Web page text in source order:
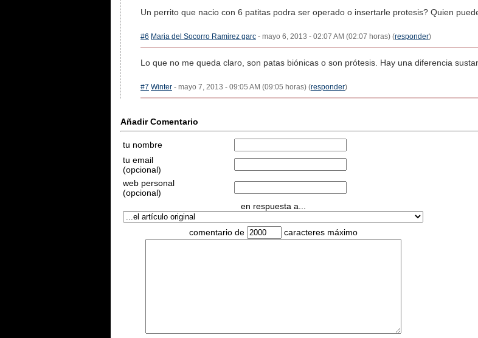
Un perrito que nacio con 6 patitas podra ser operado o insertarle protesis? Quien
#6 Maria del Socorro Ramirez garc - mayo 6, 2013 - 02:07 AM (02:07 horas) (responder)
Lo que no me queda claro, son patas biónicas o son prótesis. Hay una diferencia
#7 Winter - mayo 7, 2013 - 09:05 AM (09:05 horas) (responder)
Añadir Comentario
tu nombre
tu email
(opcional)
web personal
(opcional)
en respuesta a...
comentario de caracteres máximo